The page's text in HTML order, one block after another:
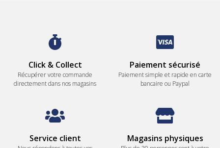
Click & Collect
Récupérer votre commande
directement dans nos magasins
Paiement sécurisé
Paiement simple et rapide en carte
bancaire ou Paypal
Service client Magasins physiques